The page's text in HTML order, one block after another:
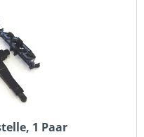
1 Paar